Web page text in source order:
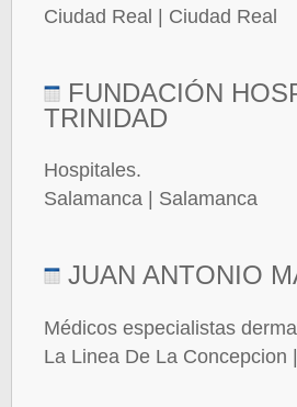
Ciudad Real | Ciudad Real
FUNDACIÓN
TRINIDAD
Hospitales.
Salamanca | Salamanca
JUAN ANTONIO
Médicos especialistas
La Linea De La Concepcion